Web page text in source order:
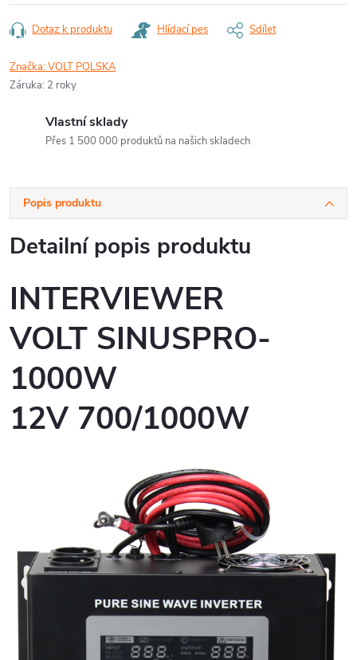
Dotaz k produktu Hlídací pes Sdílet
Značka:VOLT POLSKA
Záruka: 2 roky
Vlastní sklady
Přes 1 500 000 produktů na našich skladech
Popis produktu
Detailní popis produktu
INTERVIEWER
VOLT SINUSPRO-
1000W
12V 700/1000W